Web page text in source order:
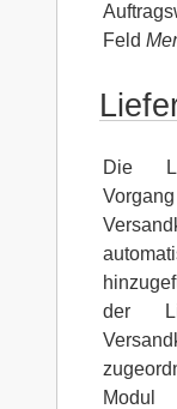
Feld
Die
der